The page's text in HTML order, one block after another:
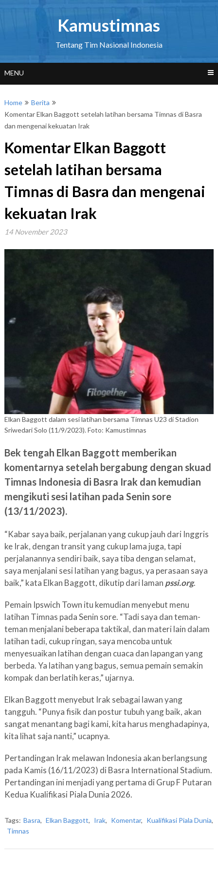
Kamustimnas
Tentang Tim Nasional Indonesia
MENU
Home
Berita
Komentar Elkan Baggott setelah latihan bersama Timnas di Basra
dan mengenai kekuatan Irak
Komentar Elkan Baggott
setelah latihan bersama
Timnas di Basra dan mengenai
kekuatan Irak
14 November 2023
Elkan Baggott dalam sesi latihan bersama Timnas U23 di Stadion
Sriwedari Solo (11/9/2023). Foto: Kamustimnas
Bek tengah Elkan Baggott memberikan
komentarnya setelah bergabung dengan skuad
Timnas Indonesia di Basra Irak dan kemudian
mengikuti sesi latihan pada Senin sore
(13/11/2023).
“Kabar saya baik, perjalanan yang cukup jauh dari Inggris
ke Irak, dengan transit yang cukup lama juga, tapi
perjalanannya sendiri baik, saya tiba dengan selamat,
saya menjalani sesi latihan yang bagus, ya perasaan saya
baik,” kata Elkan Baggott, dikutip dari laman pssi.org.
Pemain Ipswich Town itu kemudian menyebut menu
latihan Timnas pada Senin sore. “Tadi saya dan teman-
teman menjalani beberapa taktikal, dan materi lain dalam
latihan tadi, cukup ringan, saya mencoba untuk
menyesuaikan latihan dengan cuaca dan lapangan yang
berbeda. Ya latihan yang bagus, semua pemain semakin
kompak dan berlatih keras,” ujarnya.
Elkan Baggott menyebut Irak sebagai lawan yang
tangguh. “Punya fisik dan postur tubuh yang baik, akan
sangat menantang bagi kami, kita harus menghadapinya,
kita lihat saja nanti,” ucapnya.
Pertandingan Irak melawan Indonesia akan berlangsung
pada Kamis (16/11/2023) di Basra International Stadium.
Pertandingan ini menjadi yang pertama di Grup F Putaran
Kedua Kualifikasi Piala Dunia 2026.
Tags: Basra, Elkan Baggott, Irak, Komentar, Kualifikasi Piala Dunia,
Timnas